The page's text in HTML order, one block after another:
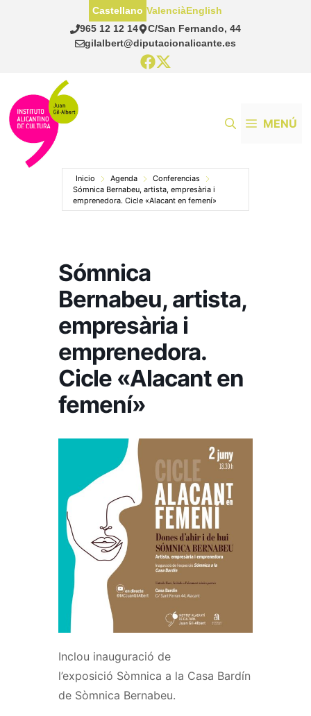
965 12 12 14
C/San Fernando, 44
gilalbert@diputacionalicante.es
Castellano ValenciàEnglish
MENÚ
Inicio Agenda
Conferencias
Sómnica Bernabeu, artista, empresària i
emprenedora. Cicle «Alacant en femení»
Sómnica
Bernabeu, artista,
empresària i
emprenedora.
Cicle «Alacant en
femení»
Inclou inauguració de
l’exposició Sòmnica a la Casa Bardín
de Sòmnica Bernabeu.